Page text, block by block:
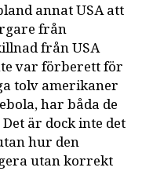
annat USA att
från
från USA
var förberett för
tolv amerikaner
har båda de
är dock inte det
hur den
utan korrekt